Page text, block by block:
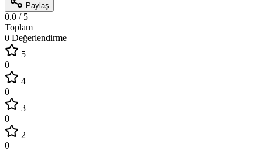
Paylaş
0.0 / 5
Toplam
0 Değerlendirme
5
0
4
0
3
0
2
0